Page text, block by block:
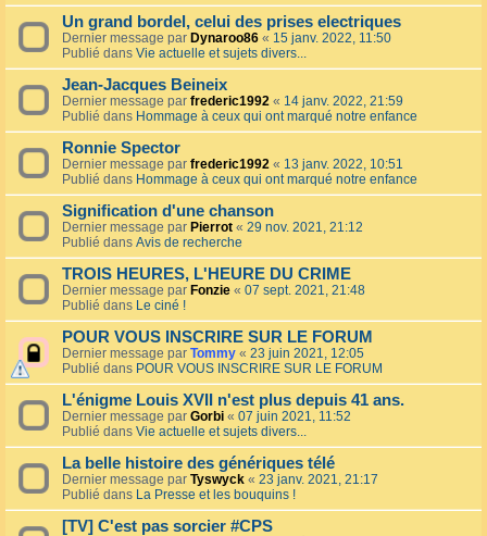
Un grand bordel, celui des prises electriques
Dernier message par Dynaroo86 « 15 janv. 2022, 11:50
Publié dans Vie actuelle et sujets divers...
Jean-Jacques Beineix
Dernier message par frederic1992 « 14 janv. 2022, 21:59
Publié dans Hommage à ceux qui ont marqué notre enfance
Ronnie Spector
Dernier message par frederic1992 « 13 janv. 2022, 10:51
Publié dans Hommage à ceux qui ont marqué notre enfance
Signification d'une chanson
Dernier message par Pierrot « 29 nov. 2021, 21:12
Publié dans Avis de recherche
TROIS HEURES, L'HEURE DU CRIME
Dernier message par Fonzie « 07 sept. 2021, 21:48
Publié dans Le ciné !
POUR VOUS INSCRIRE SUR LE FORUM
Dernier message par Tommy « 23 juin 2021, 12:05
Publié dans POUR VOUS INSCRIRE SUR LE FORUM
L'énigme Louis XVII n'est plus depuis 41 ans.
Dernier message par Gorbi « 07 juin 2021, 11:52
Publié dans Vie actuelle et sujets divers...
La belle histoire des génériques télé
Dernier message par Tyswyck « 23 janv. 2021, 21:17
Publié dans La Presse et les bouquins !
[TV] C'est pas sorcier #CPS